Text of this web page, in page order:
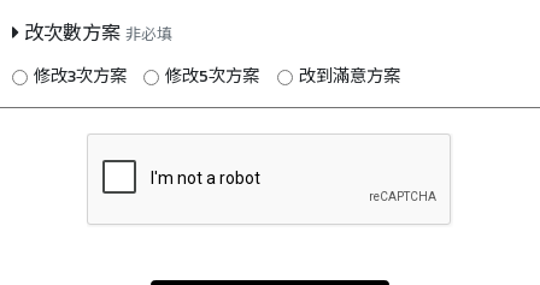
改次數方案 非必填
修改3次方案 修改5次方案 改到滿意方案